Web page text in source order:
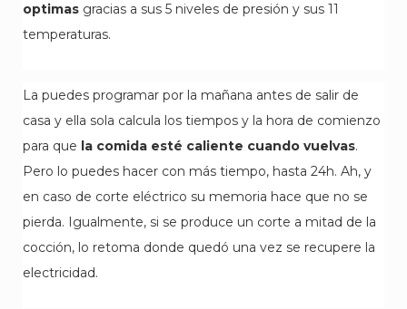
optimas gracias a sus 5 niveles de presión y sus 11
temperaturas.
La puedes programar por la mañana antes de salir de
casa y ella sola calcula los tiempos y la hora de comienzo
para que la comida esté caliente cuando vuelvas.
Pero lo puedes hacer con más tiempo, hasta 24h. Ah, y
en caso de corte eléctrico su memoria hace que no se
pierda. Igualmente, si se produce un corte a mitad de la
cocción, lo retoma donde quedó una vez se recupere la
electricidad.